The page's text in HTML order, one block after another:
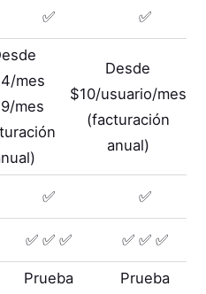
✅ ✅
mes
mes
Desde
$10/usuario/mes
(facturación
anual)
✅ ✅
✅ ✅ ✅ ✅ ✅ ✅
Prueba
Prueba